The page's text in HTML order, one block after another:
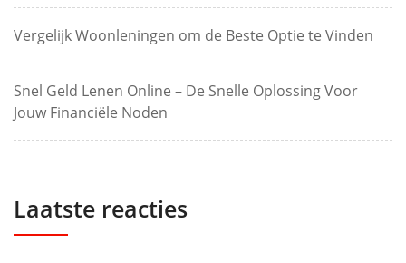
Vergelijk Woonleningen om de Beste Optie te Vinden
Snel Geld Lenen Online – De Snelle Oplossing Voor
Jouw Financiële Noden
Laatste reacties